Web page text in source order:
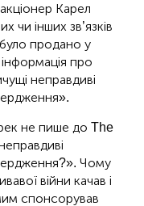
Карел
чи інших зв’язків
продано у
про
неправдиві
не пише до The
Чому
війни качав і
спонсорував